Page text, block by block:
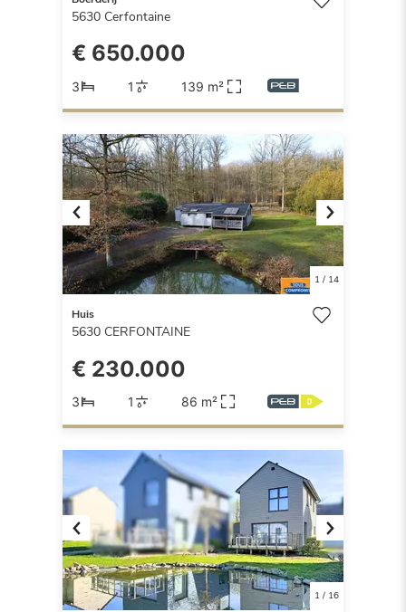
5630 Cerfontaine
€ 650.000
3 1 139 m²
Previous Next
1/ 14
Huis
5630 CERFONTAINE
€ 230.000
3 1 86 m²
Previous Next
1/ 16